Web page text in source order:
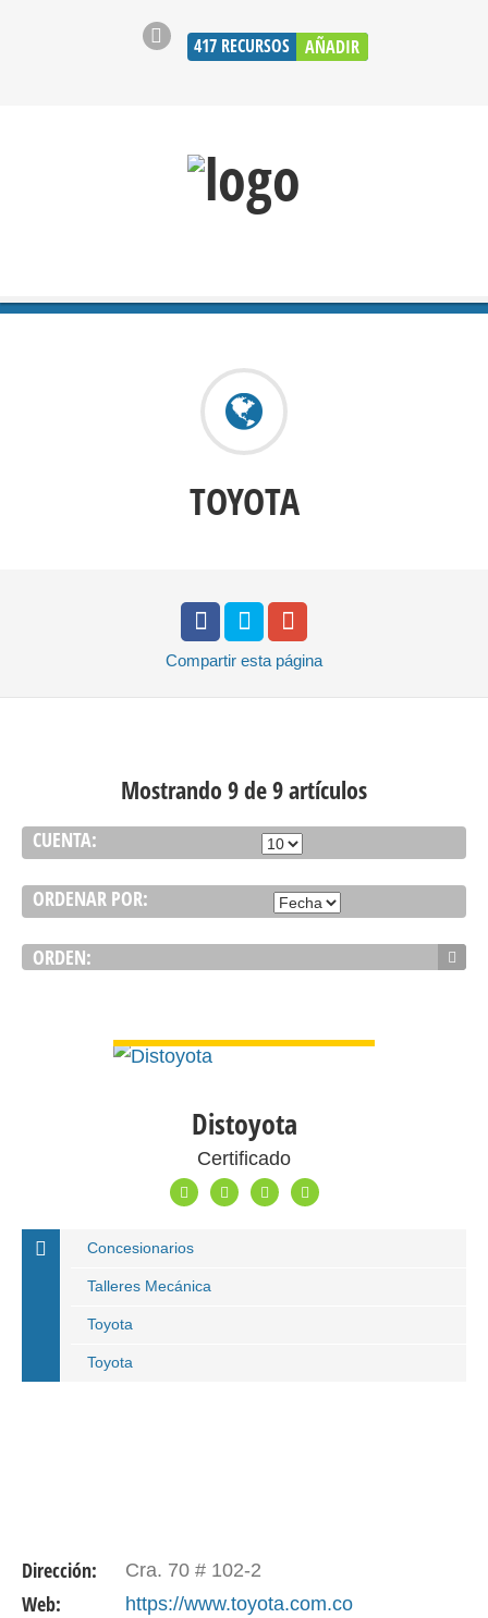
417 RECURSOS AÑADIR
TOYOTA
Compartir esta página
Mostrando 9 de 9 artículos
CUENTA:
ORDENAR POR:
ORDEN:
Distoyota
Certificado
Concesionarios
Talleres Mecánica
Toyota
Toyota
Dirección: Cra. 70 # 102-2
Web: https://www.toyota.com.co